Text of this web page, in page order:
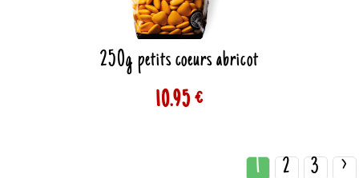
250g petits coeurs abricot
10.95 €
1 2 3 >